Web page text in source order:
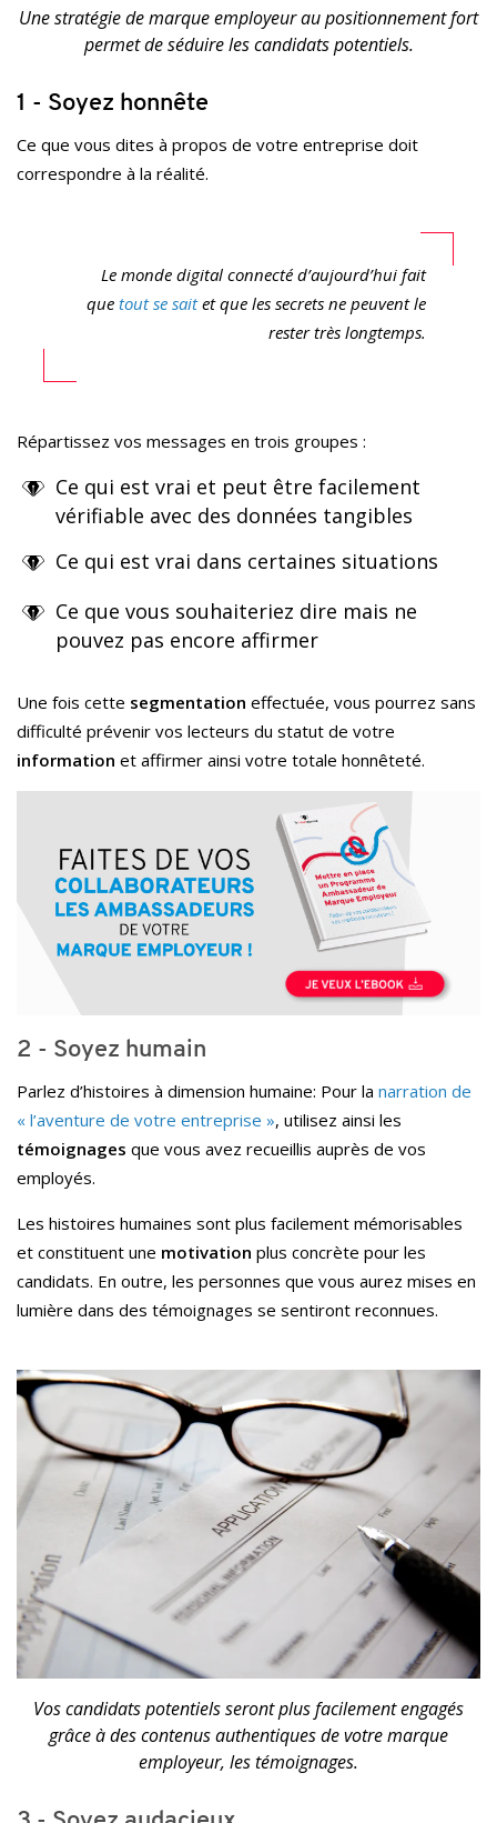
Une stratégie de marque employeur au positionnement fort
permet de séduire les candidats potentiels.
1 - Soyez honnête
Ce que vous dites à propos de votre entreprise doit
correspondre à la réalité.
Le monde digital connecté d’aujourd’hui fait
que tout se saitet que les secrets ne peuvent le
rester très longtemps.
Répartissez vos messages en trois groupes :
Ce qui est vrai et peut être facilement
vérifiable avec des données tangibles
Ce qui est vrai dans certaines situations
Ce que vous souhaiteriez dire mais ne
pouvez pas encore affirmer
Une fois cette segmentation effectuée, vous pourrez sans
difficulté prévenir vos lecteurs du statut de votre
information et affirmer ainsi votre totale honnêteté.
2 - Soyez humain
Parlez d’histoires à dimension humaine: Pour la narration de
« l’aventure de votre entreprise », utilisez ainsi les
témoignages que vous avez recueillis auprès de vos
employés.
Les histoires humaines sont plus facilement mémorisables
et constituent une motivation plus concrète pour les
candidats. En outre, les personnes que vous aurez mises en
lumière dans des témoignages se sentiront reconnues.
Vos candidats potentiels seront plus facilement engagés
grâce à des contenus authentiques de votre marque
employeur, les témoignages.